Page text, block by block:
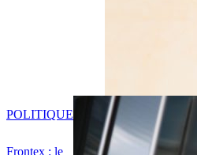
Frontex : le
POLITIQUE